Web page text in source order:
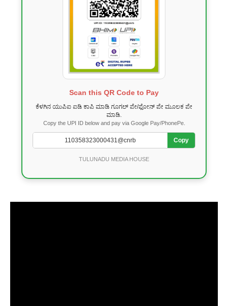
Scan this QR Code to Pay
ಕೆಳಗಿನ ಯುಪಿಐ ಐಡಿ ಕಾಪಿ ಮಾಡಿ ಗೂಗಲ್ ಪೇ/ಫೋನ್ ಪೇ ಮೂಲಕ ಪೇ
ಮಾಡಿ.
Copy the UPI ID below and pay via Google Pay/PhonePe.
Copy
TULUNADU MEDIA HOUSE